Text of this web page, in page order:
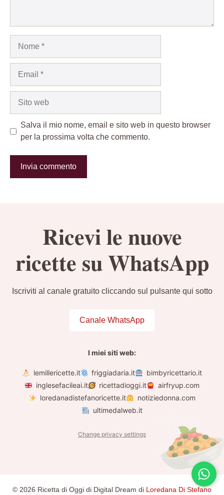
Salva il mio nome, email e sito web in questo browser
per la prossima volta che commento.
Ricevi le nuove
ricette su WhatsApp
Iscriviti al canale gratuito cliccando sul pulsante qui sotto
Canale WhatsApp
I miei siti web:
lemillericette.it friggiadaria.it
bimbyricettario.it
inglesefacileai.it
ricettadioggi.it
airfryup.com
loredanadistefanoricette.it
notiziedonna.com
ultimedalweb.it
Change privacy settings
© 2026 Ricetta di Oggi di Digital Dream di Loredana Di Stefano